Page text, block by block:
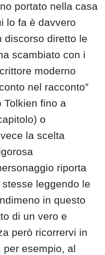
portato nella casa
lo fa è davvero
discorso diretto le
scambiato con i
moderno
nel racconto”
Tolkien fino a
o
la scelta
riporta
leggendo le
in questo
di un vero e
però ricorrervi in
per esempio, al